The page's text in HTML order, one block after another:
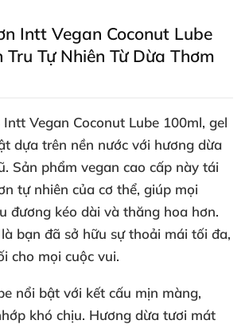
Intt Vegan Coconut Lube
Tru Tự Nhiên Từ Dừa Thơm
Intt Vegan Coconut Lube 100ml, gel
dựa trên nền nước với hương dừa
Sản phẩm vegan cao cấp này tái
tự nhiên của cơ thể, giúp mọi
đương kéo dài và thăng hoa hơn.
bạn đã sở hữu sự thoải mái tối đa,
cho mọi cuộc vui.
nổi bật với kết cấu mịn màng,
khó chịu. Hương dừa tươi mát